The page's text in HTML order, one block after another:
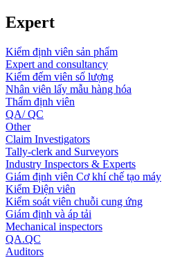
Expert
Kiểm định viên sản phẩm
Expert and consultancy
Kiểm đếm viên số lượng
Nhân viên lấy mẫu hàng hóa
Thẩm định viên
QA/ QC
Other
Claim Investigators
Tally-clerk and Surveyors
Industry Inspectors & Experts
Giám định viên Cơ khí chế tạo máy
Kiểm Điện viên
Kiểm soát viên chuỗi cung ứng
Giám định và áp tải
Mechanical inspectors
QA.QC
Auditors